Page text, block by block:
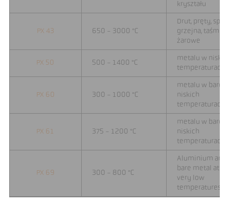
kryształu
PX 43 650 - 3000 °C
Drut, pręty,
grzejna, taśmy
żarowe
PX 50 500 - 1400 °C
metalu w
temperaturach
PX 60 300 - 1000 °C
metalu w
niskich
temperaturach
PX 61 375 - 1200 °C
metalu w
niskich
temperaturach
PX 69 300 - 800 °C
Aluminium and
bare metal at
very low
temperatures